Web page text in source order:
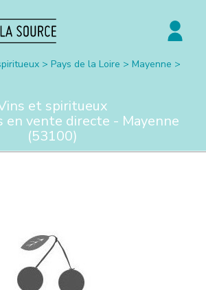
> Pays de la Loire > Mayenne >
et spiritueux
en vente directe - Mayenne
(53100)